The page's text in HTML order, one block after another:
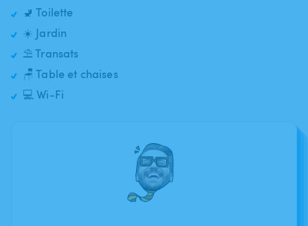
🚽 Toilette
☀️ Jardin
⛱️ Transats
🪑 Table et chaises
💻 Wi-Fi